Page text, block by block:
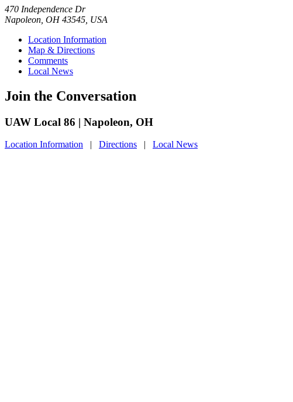
470 Independence Dr
Napoleon, OH 43545, USA
Location Information
Map & Directions
Comments
Local News
Join the Conversation
UAW Local 86 | Napoleon, OH
Location Information | Directions | Local News